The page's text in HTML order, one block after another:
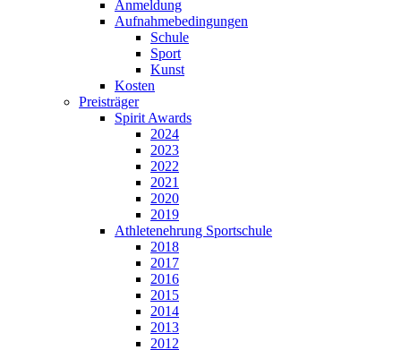
Anmeldung
Aufnahmebedingungen
Schule
Sport
Kunst
Kosten
Preisträger
Spirit Awards
2024
2023
2022
2021
2020
2019
Athletenehrung Sportschule
2018
2017
2016
2015
2014
2013
2012